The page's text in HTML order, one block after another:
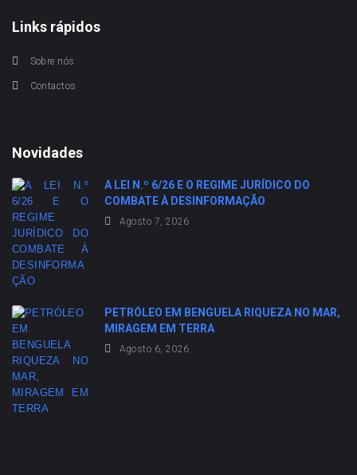
Links rápidos
Sobre nós
Contactos
Novidades
A LEI N.º 6/26 E O REGIME JURÍDICO DO
COMBATE À DESINFORMAÇÃO
Agosto 7, 2026
PETRÓLEO EM BENGUELA RIQUEZA NO MAR,
MIRAGEM EM TERRA
Agosto 6, 2026